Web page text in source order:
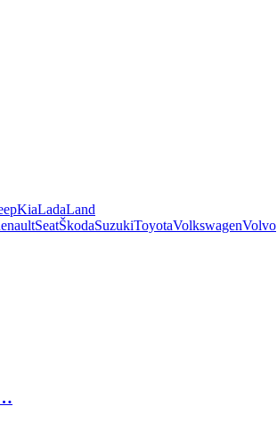
KiaLadaLand
SeatŠkodaSuzukiToyotaVolkswagenVolvo